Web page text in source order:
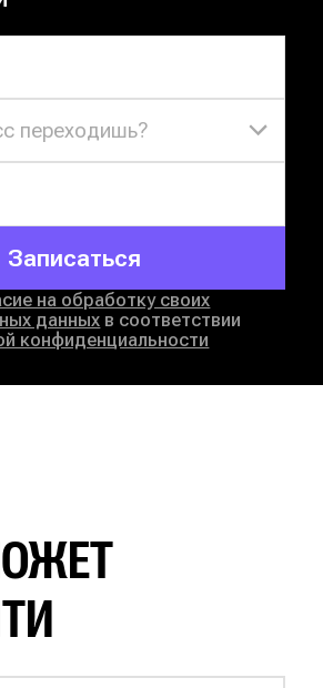
переходишь?
Записаться
на обработку своих
данных в соответствии
конфиденциальности